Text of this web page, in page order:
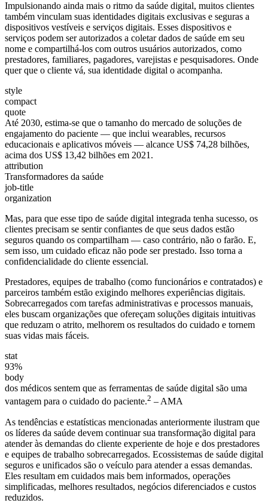
Impulsionando ainda mais o ritmo da saúde digital, muitos clientes
também vinculam suas identidades digitais exclusivas e seguras a
dispositivos vestíveis e serviços digitais. Esses dispositivos e
serviços podem ser autorizados a coletar dados de saúde em seu
nome e compartilhá-los com outros usuários autorizados, como
prestadores, familiares, pagadores, varejistas e pesquisadores. Onde
quer que o cliente vá, sua identidade digital o acompanha.
style
compact
quote
Até 2030, estima-se que o tamanho do mercado de soluções de
engajamento do paciente — que inclui wearables, recursos
educacionais e aplicativos móveis — alcance US$ 74,28 bilhões,
acima dos US$ 13,42 bilhões em 2021.
attribution
Transformadores da saúde
job-title
organization
Mas, para que esse tipo de saúde digital integrada tenha sucesso, os
clientes precisam se sentir confiantes de que seus dados estão
seguros quando os compartilham — caso contrário, não o farão. E,
sem isso, um cuidado eficaz não pode ser prestado. Isso torna a
confidencialidade do cliente essencial.
Prestadores, equipes de trabalho (como funcionários e contratados) e
parceiros também estão exigindo melhores experiências digitais.
Sobrecarregados com tarefas administrativas e processos manuais,
eles buscam organizações que ofereçam soluções digitais intuitivas
que reduzam o atrito, melhorem os resultados do cuidado e tornem
suas vidas mais fáceis.
stat
93%
body
dos médicos sentem que as ferramentas de saúde digital são uma
vantagem para o cuidado do paciente.2 – AMA
As tendências e estatísticas mencionadas anteriormente ilustram que
os líderes da saúde devem continuar sua transformação digital para
atender às demandas do cliente experiente de hoje e dos prestadores
e equipes de trabalho sobrecarregados. Ecossistemas de saúde digital
seguros e unificados são o veículo para atender a essas demandas.
Eles resultam em cuidados mais bem informados, operações
simplificadas, melhores resultados, negócios diferenciados e custos
reduzidos.